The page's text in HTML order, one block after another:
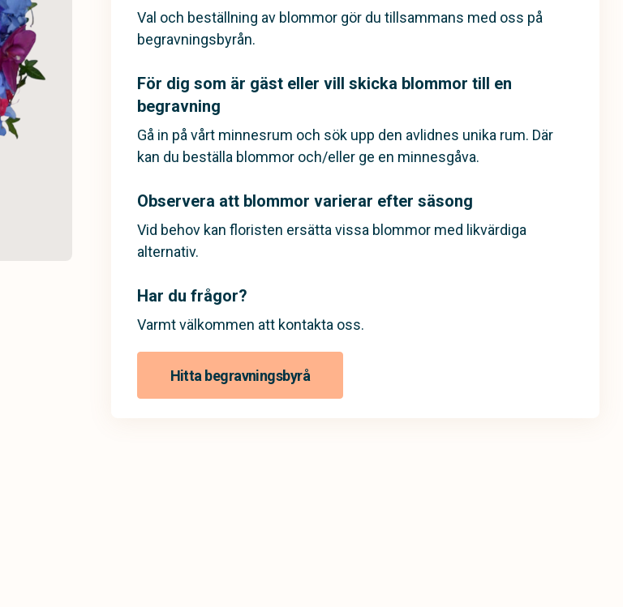
Val och beställning av blommor gör du tillsammans med oss på
begravningsbyrån.
För dig som är gäst eller vill skicka blommor till en
begravning
Gå in på vårt minnesrum och sök upp den avlidnes unika rum. Där
kan du beställa blommor och/eller ge en minnesgåva.
Observera att blommor varierar efter säsong
Vid behov kan floristen ersätta vissa blommor med likvärdiga
alternativ.
Har du frågor?
Varmt välkommen att kontakta oss.
Hitta begravningsbyrå